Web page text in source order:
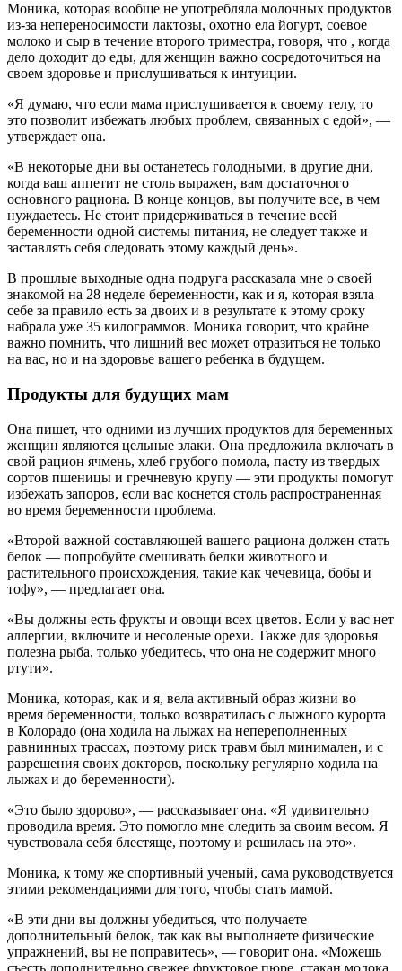
Моника, которая вообще не употребляла молочных продуктов
из-за непереносимости лактозы, охотно ела йогурт, соевое
молоко и сыр в течение второго триместра, говоря, что , когда
дело доходит до еды, для женщин важно сосредоточиться на
своем здоровье и прислушиваться к интуиции.
«Я думаю, что если мама прислушивается к своему телу, то
это позволит избежать любых проблем, связанных с едой», —
утверждает она.
«В некоторые дни вы останетесь голодными, в другие дни,
когда ваш аппетит не столь выражен, вам достаточного
основного рациона. В конце концов, вы получите все, в чем
нуждаетесь. Не стоит придерживаться в течение всей
беременности одной системы питания, не следует также и
заставлять себя следовать этому каждый день».
В прошлые выходные одна подруга рассказала мне о своей
знакомой на 28 неделе беременности, как и я, которая взяла
себе за правило есть за двоих и в результате к этому сроку
набрала уже 35 килограммов. Моника говорит, что крайне
важно помнить, что лишний вес может отразиться не только
на вас, но и на здоровье вашего ребенка в будущем.
Продукты для будущих мам
Она пишет, что одними из лучших продуктов для беременных
женщин являются цельные злаки. Она предложила включать в
свой рацион ячмень, хлеб грубого помола, пасту из твердых
сортов пшеницы и гречневую крупу — эти продукты помогут
избежать запоров, если вас коснется столь распространенная
во время беременности проблема.
«Второй важной составляющей вашего рациона должен стать
белок — попробуйте смешивать белки животного и
растительного происхождения, такие как чечевица, бобы и
тофу», — предлагает она.
«Вы должны есть фрукты и овощи всех цветов. Если у вас нет
аллергии, включите и несоленые орехи. Также для здоровья
полезна рыба, только убедитесь, что она не содержит много
ртути».
Моника, которая, как и я, вела активный образ жизни во
время беременности, только возвратилась с лыжного курорта
в Колорадо (она ходила на лыжах на непереполненных
равнинных трассах, поэтому риск травм был минимален, и с
разрешения своих докторов, поскольку регулярно ходила на
лыжах и до беременности).
«Это было здорово», — рассказывает она. «Я удивительно
проводила время. Это помогло мне следить за своим весом. Я
чувствовала себя блестяще, поэтому и решилась на это».
Моника, к тому же спортивный ученый, сама руководствуется
этими рекомендациями для того, чтобы стать мамой.
«В эти дни вы должны убедиться, что получаете
дополнительный белок, так как вы выполняете физические
упражнений, вы не поправитесь», — говорит она. «Можешь
съесть дополнительно свежее фруктовое пюре, стакан молока,